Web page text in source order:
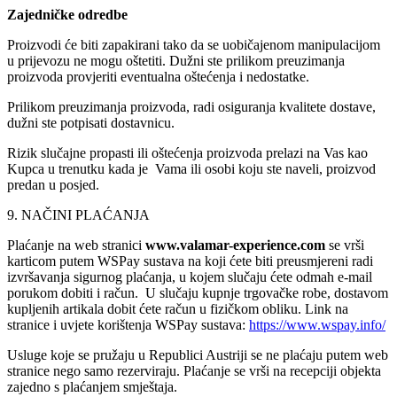
Zajedničke odredbe
Proizvodi će biti zapakirani tako da se uobičajenom manipulacijom
u prijevozu ne mogu oštetiti. Dužni ste prilikom preuzimanja
proizvoda provjeriti eventualna oštećenja i nedostatke.
Prilikom preuzimanja proizvoda, radi osiguranja kvalitete dostave,
dužni ste potpisati dostavnicu.
Rizik slučajne propasti ili oštećenja proizvoda prelazi na Vas kao
Kupca u trenutku kada je Vama ili osobi koju ste naveli, proizvod
predan u posjed.
9. NAČINI PLAĆANJA
Plaćanje na web stranici www.valamar-experience.com se vrši
karticom putem WSPay sustava na koji ćete biti preusmjereni radi
izvršavanja sigurnog plaćanja, u kojem slučaju ćete odmah e-mail
porukom dobiti i račun. U slučaju kupnje trgovačke robe, dostavom
kupljenih artikala dobit ćete račun u fizičkom obliku. Link na
stranice i uvjete korištenja WSPay sustava: https://www.wspay.info/
Usluge koje se pružaju u Republici Austriji se ne plaćaju putem web
stranice nego samo rezerviraju. Plaćanje se vrši na recepciji objekta
zajedno s plaćanjem smještaja.